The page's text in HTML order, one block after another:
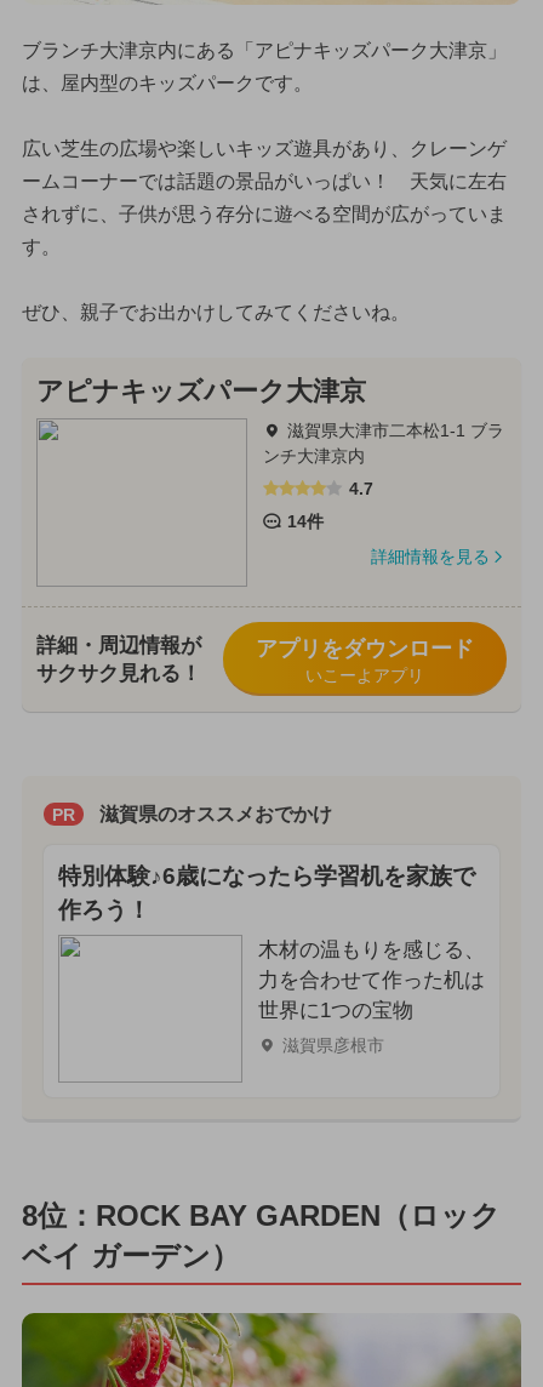
ブランチ大津京内にある「アピナキッズパーク大津京」
は、屋内型のキッズパークです。
広い芝生の広場や楽しいキッズ遊具があり、クレーンゲ
ームコーナーでは話題の景品がいっぱい！ 天気に左右
されずに、子供が思う存分に遊べる空間が広がっていま
す。
ぜひ、親子でお出かけしてみてくださいね。
アピナキッズパーク大津京
滋賀県大津市二本松1-1 ブラ
ンチ大津京内
4.7
14件
詳細情報を見る
詳細・周辺情報が
サクサク見れる！
アプリをダウンロード
いこーよアプリ
PR 滋賀県のオススメおでかけ
特別体験♪6歳になったら学習机を家族で
作ろう！
木材の温もりを感じる、
力を合わせて作った机は
世界に1つの宝物
滋賀県彦根市
8位：ROCK BAY GARDEN（ロック
ベイ ガーデン）